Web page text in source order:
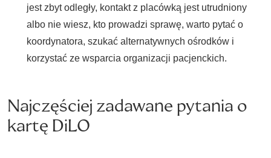
jest zbyt odległy, kontakt z placówką jest utrudniony
albo nie wiesz, kto prowadzi sprawę, warto pytać o
koordynatora, szukać alternatywnych ośrodków i
korzystać ze wsparcia organizacji pacjenckich.
Najczęściej zadawane pytania o
kartę DiLO